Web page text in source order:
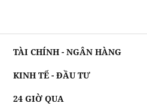
TÀI CHÍNH - NGÂN HÀNG
KINH TẾ - ĐẦU TƯ
24 GIỜ QUA